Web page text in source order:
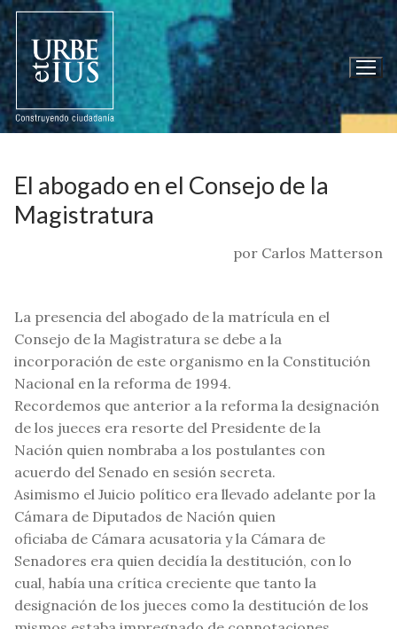
Ir
al
contenido
El abogado en el Consejo de la
Magistratura
por Carlos Matterson
La presencia del abogado de la matrícula en el
Consejo de la Magistratura se debe a la
incorporación de este organismo en la Constitución
Nacional en la reforma de 1994.
Recordemos que anterior a la reforma la designación
de los jueces era resorte del Presidente de la
Nación quien nombraba a los postulantes con
acuerdo del Senado en sesión secreta.
Asimismo el Juicio político era llevado adelante por la
Cámara de Diputados de Nación quien
oficiaba de Cámara acusatoria y la Cámara de
Senadores era quien decidía la destitución, con lo
cual, había una crítica creciente que tanto la
designación de los jueces como la destitución de los